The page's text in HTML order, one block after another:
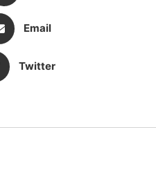
Email
Twitter